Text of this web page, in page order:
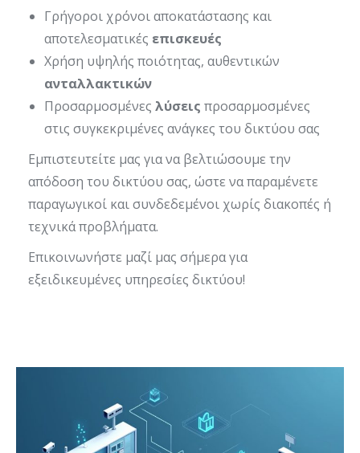
Γρήγοροι χρόνοι αποκατάστασης και
αποτελεσματικές επισκευές
Χρήση υψηλής ποιότητας, αυθεντικών
ανταλλακτικών
Προσαρμοσμένες λύσεις προσαρμοσμένες
στις συγκεκριμένες ανάγκες του δικτύου σας
Εμπιστευτείτε μας για να βελτιώσουμε την
απόδοση του δικτύου σας, ώστε να παραμένετε
παραγωγικοί και συνδεδεμένοι χωρίς διακοπές ή
τεχνικά προβλήματα.
Επικοινωνήστε μαζί μας σήμερα για
εξειδικευμένες υπηρεσίες δικτύου!